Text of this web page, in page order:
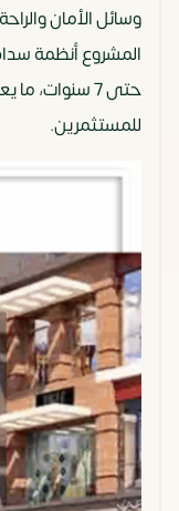
وسائل الأمان
حتى 7 سنوات،
للمستثمرين.